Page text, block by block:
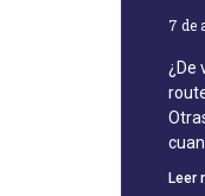
7 de
¿De
Leer